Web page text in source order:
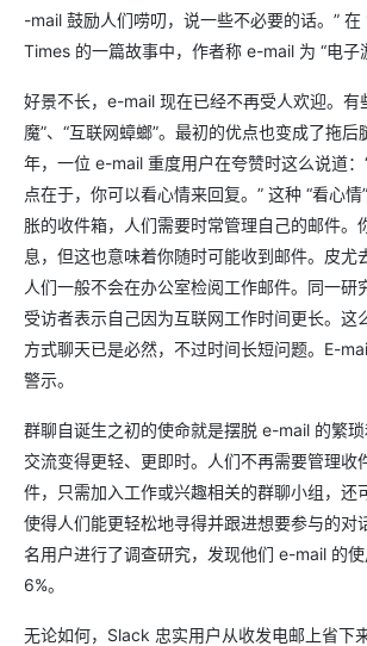
-mail 鼓励人们唠叨，说一些不必要的话。”
Times 的一篇故事中，作者称 e-mail 为 “电子
好景不长，e-mail 现在已经不再受人欢迎。有
魔”、“互联网蟑螂”。最初的优点也变成了拖
年，一位 e-mail 重度用户在夸赞时这么说道
点在于，你可以看心情来回复。” 这种 “看心
胀的收件箱，人们需要时常管理自己的邮件。
息，但这也意味着你随时可能收到邮件。皮尤
人们一般不会在办公室检阅工作邮件。同一研
受访者表示自己因为互联网工作时间更长。这
方式聊天已是必然，不过时间长短问题。E-
警示。
群聊自诞生之初的使命就是摆脱 e-mail 的繁
交流变得更轻、更即时。人们不再需要管理收
件，只需加入工作或兴趣相关的群聊小组，还
使得人们能更轻松地寻得并跟进想要参与的对
名用户进行了调查研究，发现他们 e-mail 的
6%。
无论如何，Slack 忠实用户从收发电邮上省下